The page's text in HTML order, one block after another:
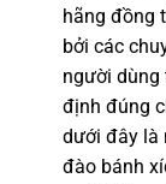
hãng đồng
bởi các
người
định đúng
dưới đây là
đào bánh